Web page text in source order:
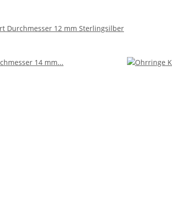
Durchmesser 12 mm Sterlingsilber